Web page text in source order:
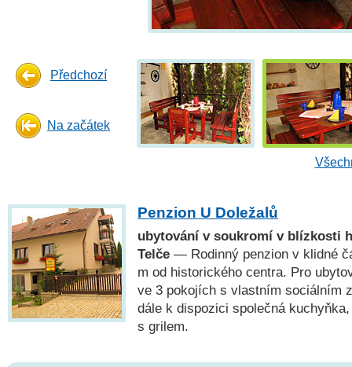
Předchozí
Na začátek
Penzion U Doležalů
ubytování v soukromí v blízkosti
Telče — Rodinný penzion v klidné
m od historického centra. Pro
ve 3 pokojích s vlastním sociálním
dále k dispozici společná
s grilem.